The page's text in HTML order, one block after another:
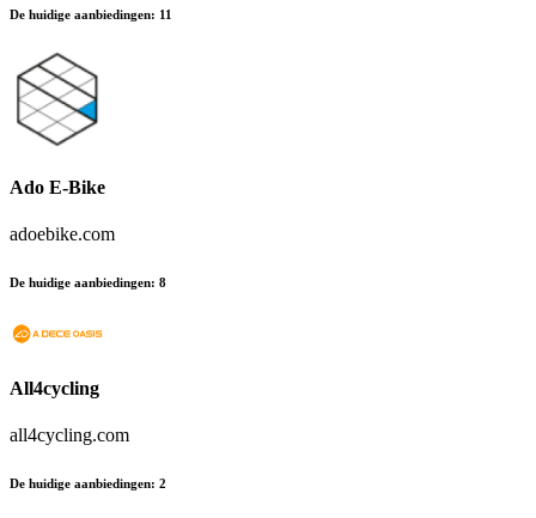
De huidige aanbiedingen: 11
Ado E-Bike
adoebike.com
De huidige aanbiedingen: 8
All4cycling
all4cycling.com
De huidige aanbiedingen: 2